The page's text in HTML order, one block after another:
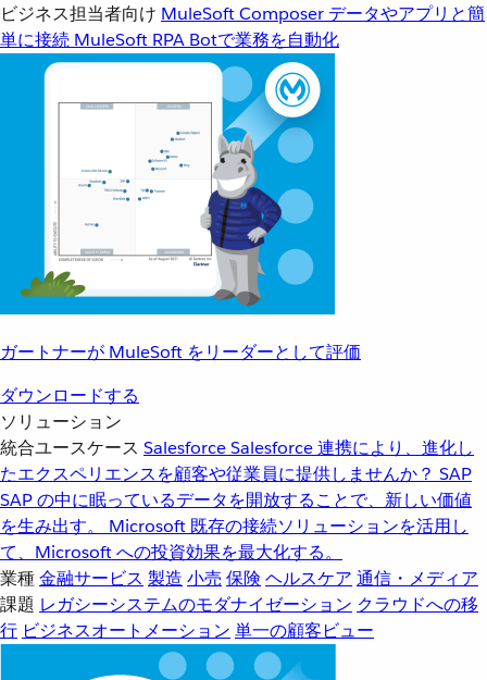
ビジネス担当者向け MuleSoft Composer データやアプリと簡
単に接続 MuleSoft RPA Botで業務を自動化
ガートナーが MuleSoft をリーダーとして評価
ダウンロードする
ソリューション
統合ユースケース SalesforceSalesforce 連携により、進化し
たエクスペリエンスを顧客や従業員に提供しませんか？ SAP
SAP の中に眠っているデータを開放することで、新しい価値
を生み出す。
Microsoft 既存の接続ソリューションを活用し
て、Microsoft への投資効果を最大化する。
業種金融サービス 製造 小売 保険 ヘルスケア 通信・メディア
課題 レガシーシステムのモダナイゼーション クラウドへの移
行 ビジネスオートメーション 単一の顧客ビュー